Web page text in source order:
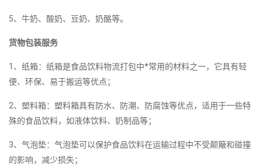
5、牛奶、酸奶、豆奶、奶酪等。
货物包装服务
1、纸箱：纸箱是食品饮料物流打包中*常用的材料之一，它具有轻
便、环保、易于搬运等优点；
2、塑料箱：塑料箱具有防水、防潮、防腐蚀等优点，适用于一些特
殊的食品饮料，如液体饮料、奶制品等；
3、气泡垫：气泡垫可以保护食品饮料在运输过程中不受颠簸和碰撞
的影响，减少损失；